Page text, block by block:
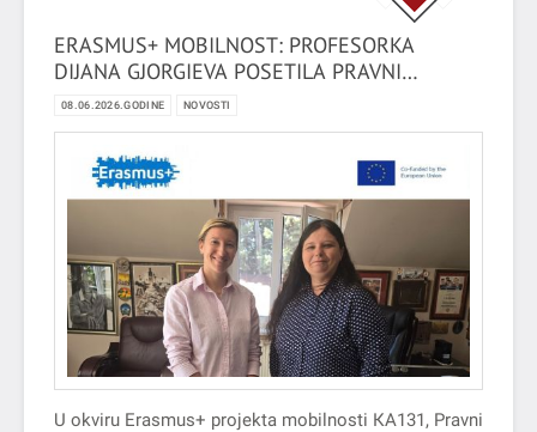
ERASMUS+ MOBILNOST: PROFESORKA
DIJANA GJORGIEVA POSETILA PRAVNI
FAKULTET ZA PRIVREDU I PRAVOSUĐE
08.06.2026.GODINE NOVOSTI
U okviru Erasmus+ projekta mobilnosti КA131, Pravni